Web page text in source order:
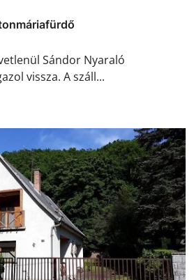
Sándor Nyaraló
vissza. A száll...